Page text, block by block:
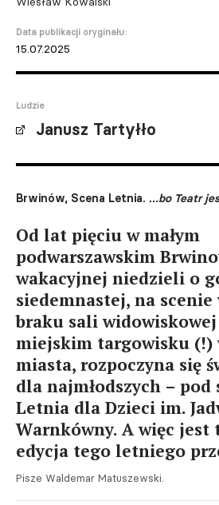
Data publikacji oryginału:
15.07.2025
Ludzie
Janusz Tartyłło
Brwinów, Scena Letnia. …bo Teatr
Od lat pięciu w małym
podwarszawskim
wakacyjnej niedzieli o
siedemnastej, na
braku sali
miejskim targowisku (!)
miasta, rozpoczyna się
dla najmłodszych – pod
Letnia dla Dzieci im.
Warnkówny. A więc
edycja tego letniego
Pisze Waldemar Matuszewski.